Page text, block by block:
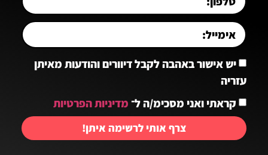
יש אישור באהבה לקבל דיוורים והודעות מאיתן
עזריה
קראתי ואני מסכימ/ה ל־ מדיניות הפרטיות
צרף אותי לרשימה איתן!